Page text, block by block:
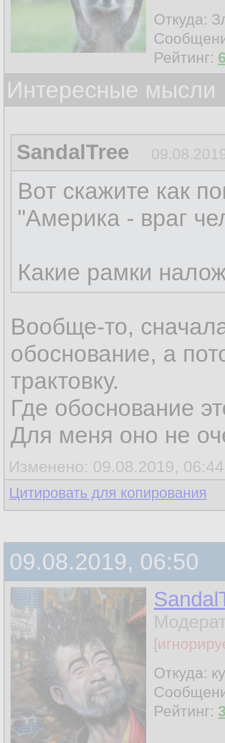
Откуда:
Рейтинг:
Интересные мысли
SandalTree
Вот скажите как
"Америка - враг
Какие рамки
Вообще-то,
обоснование, а
трактовку.
Где обоснование
Для меня оно не
Изменено: 09.08.2019,
Цитировать для копирования
09.08.2019, 06:50
Откуда:
Рейтинг: